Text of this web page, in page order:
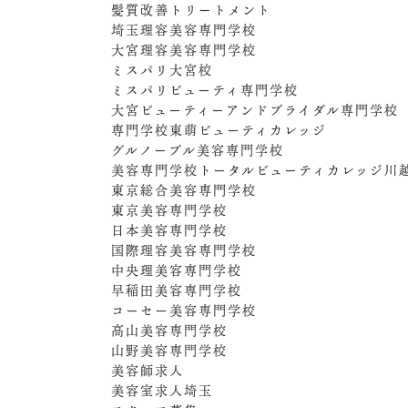
髪質改善トリートメント
埼玉理容美容専門学校
大宮理容美容専門学校
ミスパリ大宮校
ミスパリビューティ専門学校
大宮ビューティーアンドブライダル専門学校
専門学校東萌ビューティカレッジ
グルノーブル美容専門学校
美容専門学校トータルビューティカレッジ川
東京総合美容専門学校
東京美容専門学校
日本美容専門学校
国際理容美容専門学校
中央理美容専門学校
早稲田美容専門学校
コーセー美容専門学校
高山美容専門学校
山野美容専門学校
美容師求人
美容室求人埼玉